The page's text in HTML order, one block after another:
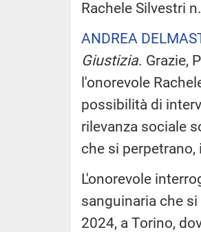
Rachele Silvestri
ANDREA
Giustizia. Grazie,
l'onorevole
possibilità di
rilevanza sociale
che si
L'onorevole
sanguinaria che
2024, a Torino,